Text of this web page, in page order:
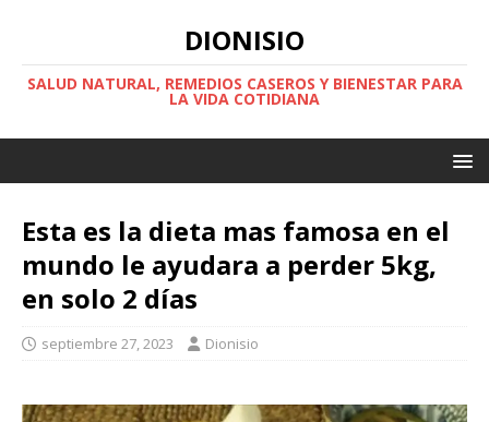
DIONISIO
SALUD NATURAL, REMEDIOS CASEROS Y BIENESTAR PARA
LA VIDA COTIDIANA
Esta es la dieta mas famosa en el
mundo le ayudara a perder 5kg,
en solo 2 días
septiembre 27, 2023 Dionisio